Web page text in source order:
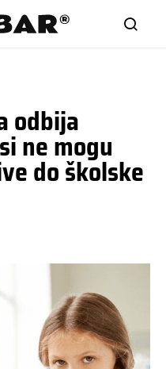
odbija
ne mogu
do školske